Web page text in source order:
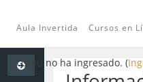
Saltar
Aula Invertida Cursos en
Usted no ha ingresado. (